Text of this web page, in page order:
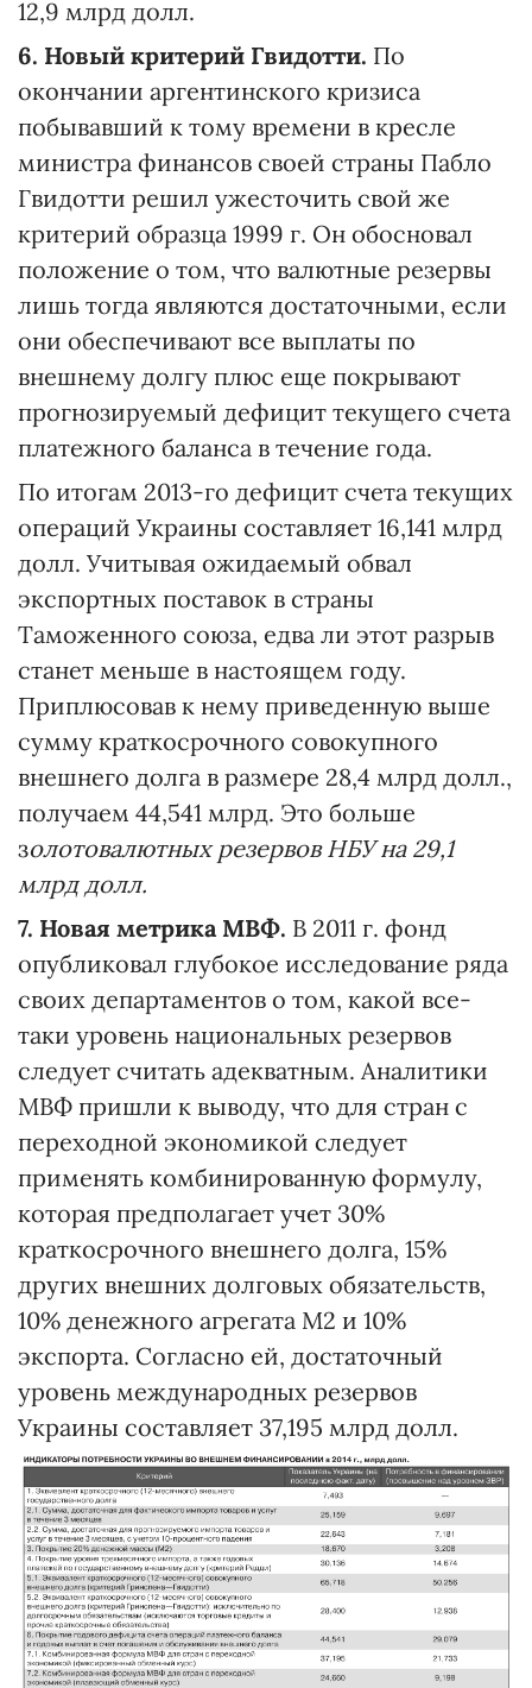
12,9 млрд долл.
6. Новый критерий Гвидотти. По
окончании аргентинского кризиса
побывавший к тому времени в кресле
министра финансов своей страны Пабло
Гвидотти решил ужесточить свой же
критерий образца 1999 г. Он обосновал
положение о том, что валютные резервы
лишь тогда являются достаточными, если
они обеспечивают все выплаты по
внешнему долгу плюс еще покрывают
прогнозируемый дефицит текущего счета
платежного баланса в течение года.
По итогам 2013-го дефицит счета текущих
операций Украины составляет 16,141 млрд
долл. Учитывая ожидаемый обвал
экспортных поставок в страны
Таможенного союза, едва ли этот разрыв
станет меньше в настоящем году.
Приплюсовав к нему приведенную выше
сумму краткосрочного совокупного
внешнего долга в размере 28,4 млрд долл.,
получаем 44,541 млрд. Это больше
золотовалютных резервов НБУ на 29,1
млрд долл.
7. Новая метрика МВФ. В 2011 г. фонд
опубликовал глубокое исследование ряда
своих департаментов о том, какой все-
таки уровень национальных резервов
следует считать адекватным. Аналитики
МВФ пришли к выводу, что для стран с
переходной экономикой следует
применять комбинированную формулу,
которая предполагает учет 30%
краткосрочного внешнего долга, 15%
других внешних долговых обязательств,
10% денежного агрегата M2 и 10%
экспорта. Согласно ей, достаточный
уровень международных резервов
Украины составляет 37,195 млрд долл.